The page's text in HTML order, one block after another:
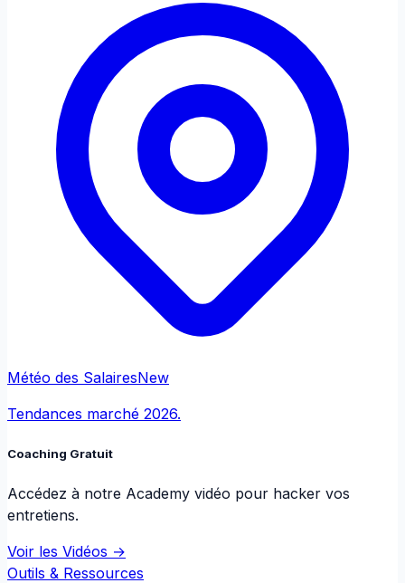
Météo des SalairesNew
Tendances marché 2026.
Coaching Gratuit
Accédez à notre Academy vidéo pour hacker vos
entretiens.
Voir les Vidéos →
Outils & Ressources